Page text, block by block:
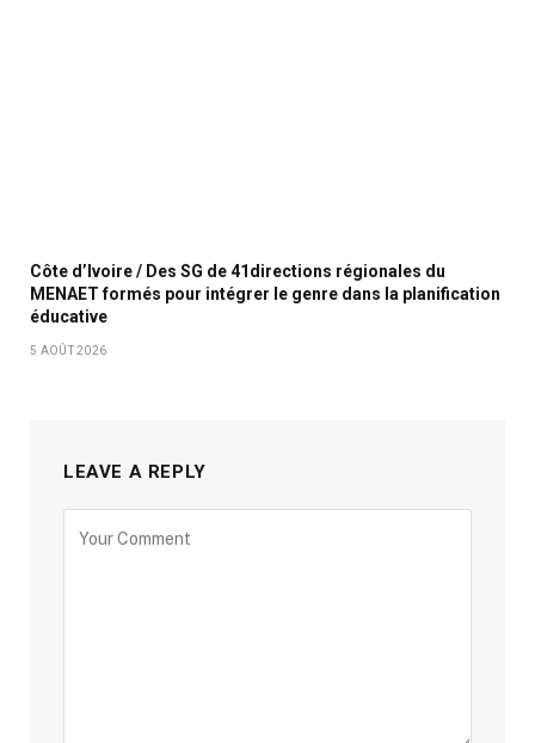
Côte d’Ivoire / Des SG de 41directions régionales du
MENAET formés pour intégrer le genre dans la planification
éducative
5 AOÛT 2026
LEAVE A REPLY